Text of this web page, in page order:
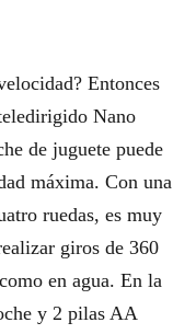
Entonces
Nano
de juguete puede
máxima. Con una
ruedas, es muy
giros de 360
en agua. En la
y 2 pilas AA